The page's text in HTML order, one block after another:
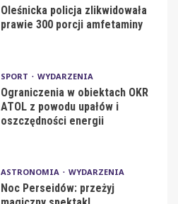
Oleśnicka policja zlikwidowała
prawie 300 porcji amfetaminy
SPORT WYDARZENIA
Ograniczenia w obiektach OKR
ATOL z powodu upałów i
oszczędności energii
ASTRONOMIA WYDARZENIA
Noc Perseidów: przeżyj